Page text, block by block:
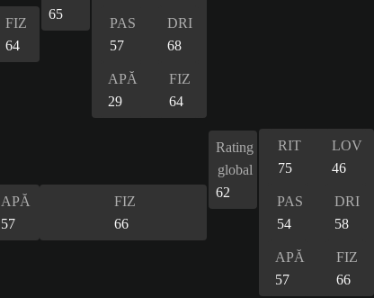
FIZ
64
65
PAS
57
DRI
68
APĂ
29
FIZ
64
APĂ
57
FIZ
66
Rating
global
62
RIT
75
LOV
46
PAS
54
DRI
58
APĂ
57
FIZ
66